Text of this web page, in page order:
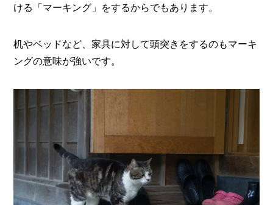
ける「マーキング」をするからでもあります。
机やベッドなど、家具に対して頭突きをするのもマーキ
ングの意味が強いです。